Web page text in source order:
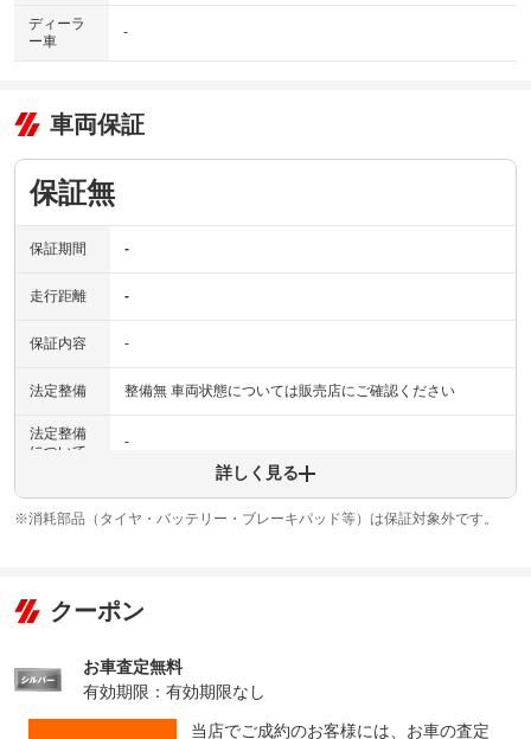
ディーラ
ー車
-
車両保証
保証無
保証期間 -
走行距離 -
保証内容 -
法定整備 整備無 車両状態については販売店にご確認ください
法定整備
について
-
詳しく見る
※消耗部品（タイヤ・バッテリー・ブレーキパッド等）は保証対象外です。
クーポン
お車査定無料
有効期限：有効期限なし
当店でご成約のお客様には、お車の査定